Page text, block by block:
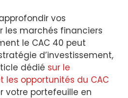
vos
les marchés financiers
le CAC 40 peut
d’investissement,
dédié sur le
opportunités du CAC
votre portefeuille en